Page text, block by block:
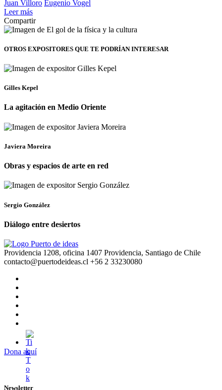
Juan Villoro Eugenio Vogel
Leer más
Compartir
OTROS EXPOSITORES QUE TE PODRÍAN INTERESAR
Gilles Kepel
La agitación en Medio Oriente
Javiera Moreira
Obras y espacios de arte en red
Sergio González
Diálogo entre desiertos
Providencia 1208, oficina 1407 Providencia, Santiago de Chile
contacto@puertodeideas.cl +56 2 33230080
Dona aquí
Newsletter